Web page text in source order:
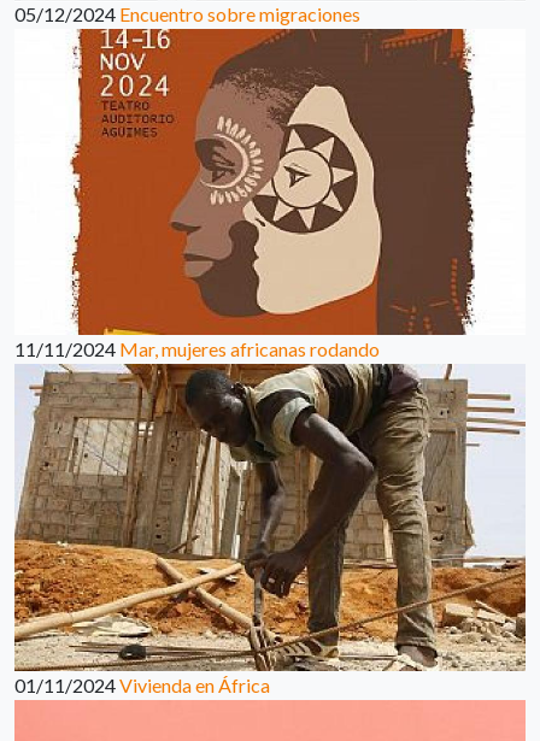
05/12/2024 Encuentro sobre migraciones
11/11/2024 Mar, mujeres africanas rodando
01/11/2024Vivienda en África